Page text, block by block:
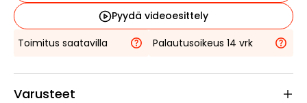
Pyydä videoesittely
Toimitus saatavilla
Palautusoikeus 14 vrk
Varusteet